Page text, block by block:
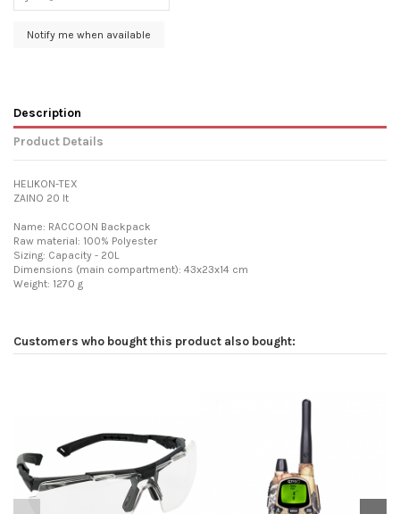
Description
Product Details
HELIKON-TEX
ZAINO 20 lt
Name: RACCOON Backpack
Raw material: 100% Polyester
Sizing: Capacity - 20L
Dimensions (main compartment): 43x23x14 cm
Weight: 1270 g
Customers who bought this product also bought: